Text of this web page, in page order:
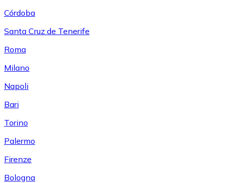
Córdoba
Santa Cruz de Tenerife
Roma
Milano
Napoli
Bari
Torino
Palermo
Firenze
Bologna